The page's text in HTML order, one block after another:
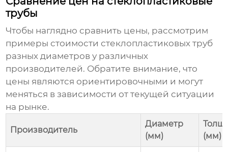
трубы
Чтобы наглядно сравнить цены, рассмотрим
примеры стоимости стеклопластиковых труб
разных диаметров у различных
производителей. Обратите внимание, что
цены являются ориентировочными и могут
меняться в зависимости от текущей ситуации
на рынке.
Производитель
Диаметр
(мм)
(мм)